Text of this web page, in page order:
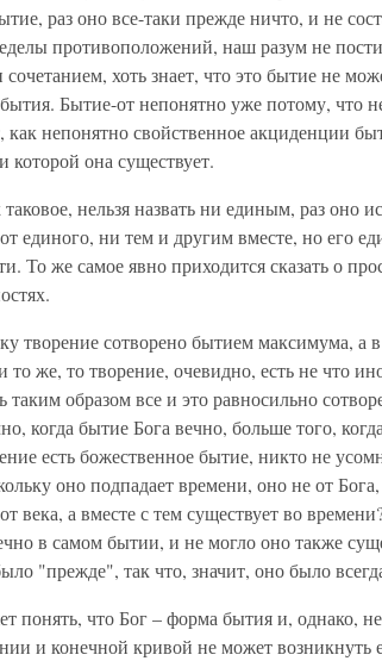
раз оно все-таки прежде ничто, и не
противоположений, наш разум не
хоть знает, что это бытие не
Бытие-от непонятно уже потому, что
как непонятно свойственное акциденции
которой она существует.
нельзя назвать ни единым, раз оно
единого, ни тем и другим вместе, но его
То же самое явно приходится сказать о
творение сотворено бытием максимума, а
то же, то творение, очевидно, есть не что
таким образом все и это равносильно
когда бытие Бога вечно, больше того,
есть божественное бытие, никто не
оно подпадает времени, оно не от
века, а вместе с тем существует во
в самом бытии, и не могло оно также
"прежде", так что, значит, оно было
понять, что Бог – форма бытия и, однако,
и конечной кривой не может возникнуть